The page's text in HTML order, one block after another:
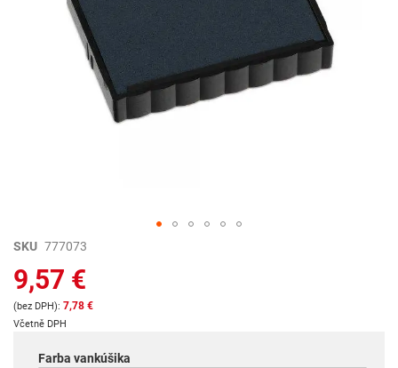
Preskočiť
začiatok
galérie
obrázkov
SKU 777073
9,57 €
7,78 €
Včetně DPH
Farba vankúšika